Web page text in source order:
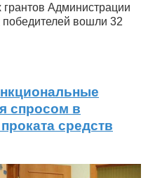
Администрации
вошли 32
спросом в
средств